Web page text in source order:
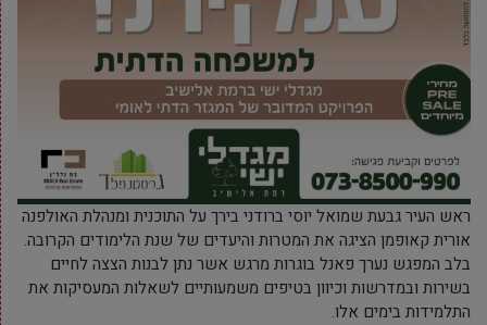
ראש העיר גבעת שמואל יוסי ברודני בירך על התוכנית ומנהלת האולפנה
אורית קאופמן הציגה את המטרות והיעדים של שנת הלימודים הקרובה.
בלב המפגש נערך פאנל בוגרות מרגש אשר נתן לבנות הצצה לחיים
בשירות ובמדרשות וכיוון בטיפים משמעותיים לשאלות המעסיקות את
התלמידות בימים אלו.